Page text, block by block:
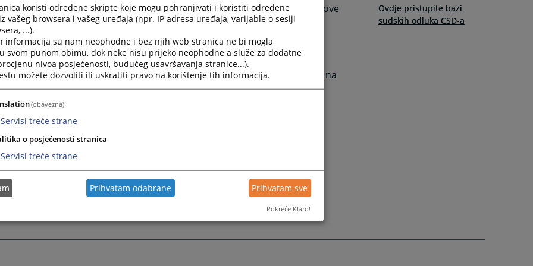
bcs- Međunarodni rezidualni mehanizam za krivične sudove
cij.org– Međunarodni Sud pravde
cpi.int/- Međunarodni krivični sud
stranice sadrže informacije na engleskom jeziku, s tim da praksi MKSJ-u na
srpskom/hrvatskom jeziku možete pristupiti preko:
bcs/
Ovdje pristupite bazi
sudskih odluka CSD-a
koristi određene skripte koje mogu pohranjivati i koristiti određene
vašeg browsera i vašeg uređaja (npr. IP adresa uređaja, varijable o sesiji
...).
informacija su nam neophodne i bez njih web stranica ne bi mogla
svom punom obimu, dok neke nisu prijeko neophodne a služe za dodatne
nivoa posjećenosti, budućeg usavršavanja stranice...).
možete dozvoliti ili uskratiti pravo na korištenje tih informacija.
(obavezna)
Servisi treće strane
o posjećenosti stranica
Servisi treće strane
Prihvatam odabrane Prihvatam sve
Pokreće Klaro!